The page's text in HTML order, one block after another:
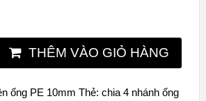
THÊM VÀO GIỎ HÀNG
ống PE 10mm Thẻ: chia 4 nhánh ống